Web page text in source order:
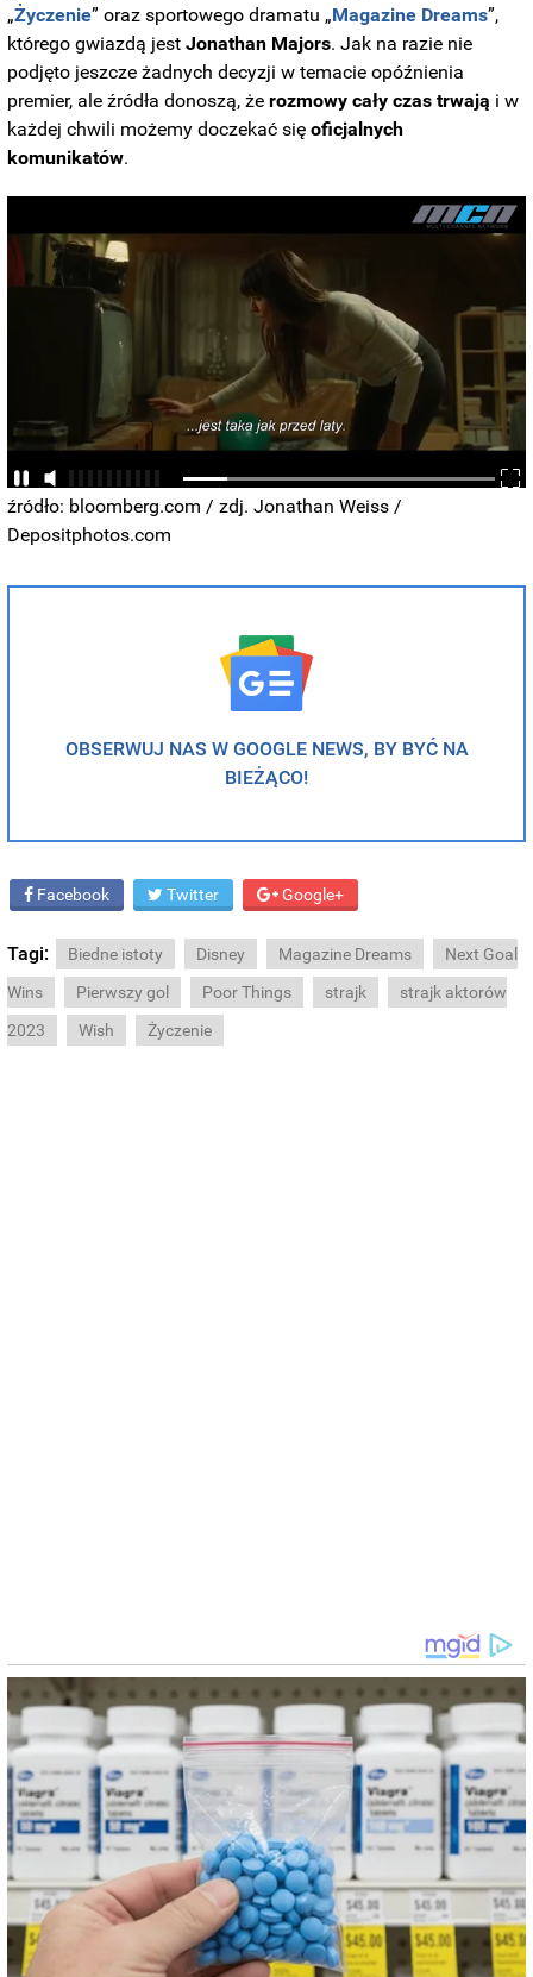
„Życzenie” oraz sportowego dramatu „Magazine Dreams”,
którego gwiazdą jestJonathan Majors. Jak na razie nie
podjęto jeszcze żadnych decyzji w temacie opóźnienia
premier, ale źródła donoszą, żerozmowy cały czas trwają i w
każdej chwili możemy doczekać sięoficjalnych
komunikatów.
źródło: bloomberg.com / zdj. Jonathan Weiss /
Depositphotos.com
OBSERWUJ NAS W GOOGLE NEWS, BY BYĆ NA
BIEŻĄCO!
Facebook Twitter Google+
Tagi: Biedne istoty Disney Magazine Dreams
Next Goal
Wins
Pierwszy gol Poor Things strajk
strajk aktorów
2023
Wish Życzenie